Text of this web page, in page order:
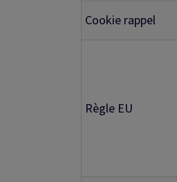
Cookie rappel
Règle EU